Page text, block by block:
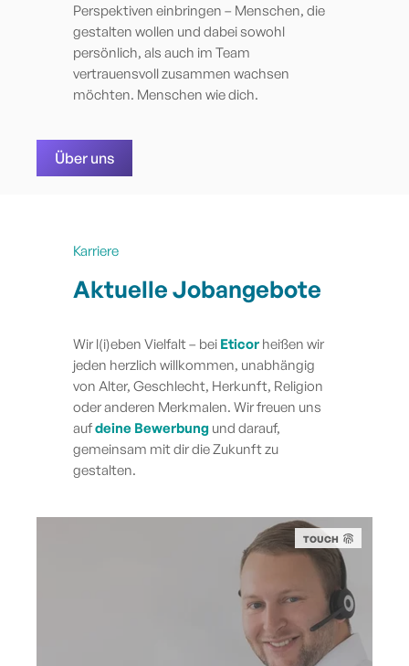
Perspektiven einbringen – Menschen, die
gestalten wollen und dabei sowohl
persönlich, als auch im Team
vertrauensvoll zusammen wachsen
möchten. Menschen wie dich.
Über uns
Karriere
Aktuelle Jobangebote
Wir l(i)eben Vielfalt – bei Eticor heißen wir
jeden herzlich willkommen, unabhängig
von Alter, Geschlecht, Herkunft, Religion
oder anderen Merkmalen. Wir freuen uns
aufdeine Bewerbung und darauf,
gemeinsam mit dir die Zukunft zu
gestalten.
TOUCH